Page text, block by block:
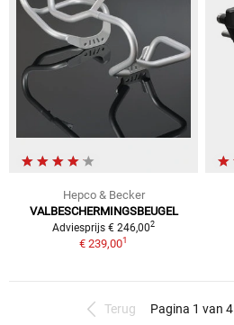
Hepco & Becker
VALBESCHERMINGSBEUGEL
Adviesprijs € 246,002
€ 239,001
Terug Pagina 1 van 4